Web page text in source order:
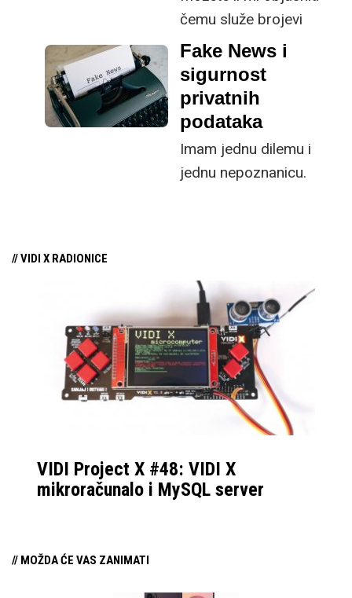
znači samo gubitak
potencijalno i fizičku
štetu.
čemu služe brojevi
poput ovih, pored fajla
za skidanje?
Fake News i
sigurnost
privatnih
podataka
Imam jednu dilemu i
jednu nepoznanicu.
internetu?
// VIDI X RADIONICE
VIDI Project X #48: VIDI X
mikroračunalo i MySQL server
// MOŽDA ĆE VAS ZANIMATI